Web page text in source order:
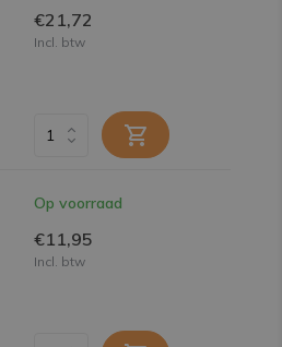
€21,72
Incl. btw
Op voorraad
€11,95
Incl. btw